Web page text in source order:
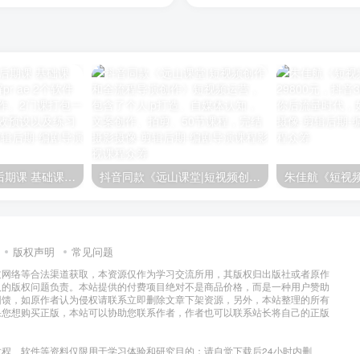
抖音同款《远山课堂|短视频创作和全流程导演创作》短视频运营，包含了个人ip打造、自媒体认知，文案创作、拍剪、50节课程，完结
版权声明 常见问题
络等合法渠道获取，本资源仅作为学习交流所用，其版权归出版社或者原作
版权问题负责。本站提供的付费项目绝对不是商品价格，而是一种用户赞助
，如原作者认为侵权请联系立即删除文章下架资源，另外，本站整理的所有
想购买正版，本站可以协助您联系作者，作者也可以联系站长将自己的正版
、软件等资料仅限用于学习体验和研究目的；请自觉下载后24小时内删